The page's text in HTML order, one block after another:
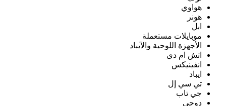
هواوي
هونر
ابل
موبايلات مستعملة
الأجهزة اللوحية والآيباد
اتش ام دى
انفينيكس
ايباد
تي سي إل
جي تاب
دوجى